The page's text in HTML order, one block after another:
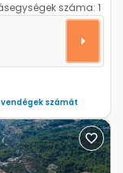
száma: 1
A-27644-a
számát